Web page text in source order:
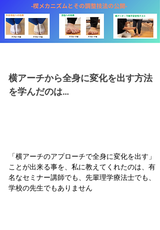
横アーチから全身に変化を出す方法
を学んだのは…
「横アーチのアプローチで全身に変化を出す」
ことが出来る事を、私に教えてくれたのは、有
名なセミナー講師でも、先輩理学療法士でも、
学校の先生でもありません